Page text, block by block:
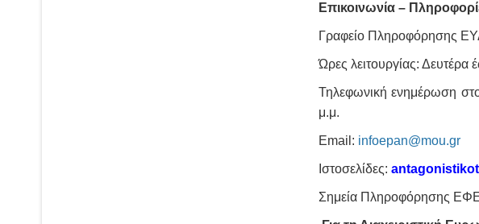
Επικοινωνία –
Γραφείο Πληροφόρησης
Ώρες λειτουργίας:
Τηλεφωνική ενημέρωση
μ.μ.
Εmail: infoepan@mou.gr
Ιστοσελίδες:
Σημεία Πληροφόρησης